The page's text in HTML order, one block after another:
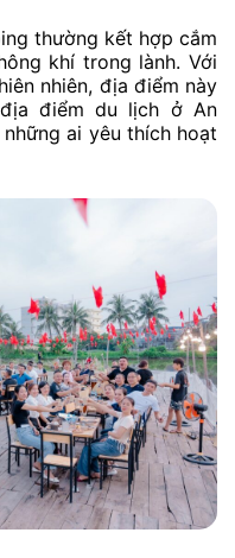
thường kết hợp cắm
khí trong lành. Với
nhiên, địa điểm này
điểm du lịch ở An
ai yêu thích hoạt